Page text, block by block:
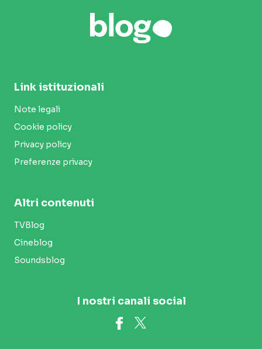
Link istituzionali
Note legali
Cookie policy
Privacy policy
Preferenze privacy
Altri contenuti
TVBlog
Cineblog
Soundsblog
I nostri canali social